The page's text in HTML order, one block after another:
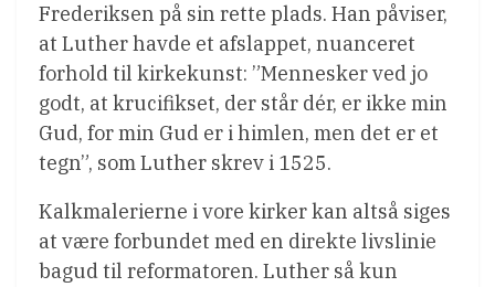
Frederiksen på sin rette plads. Han påviser,
at Luther havde et afslappet, nuanceret
forhold til kirkekunst: ”Mennesker ved jo
godt, at krucifikset, der står dér, er ikke min
Gud, for min Gud er i himlen, men det er et
tegn”, som Luther skrev i 1525.
Kalkmalerierne i vore kirker kan altså siges
at være forbundet med en direkte livslinie
bagud til reformatoren. Luther så kun